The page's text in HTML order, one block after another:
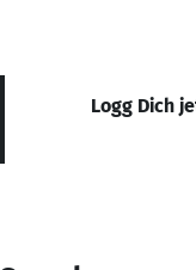
Logg Dich